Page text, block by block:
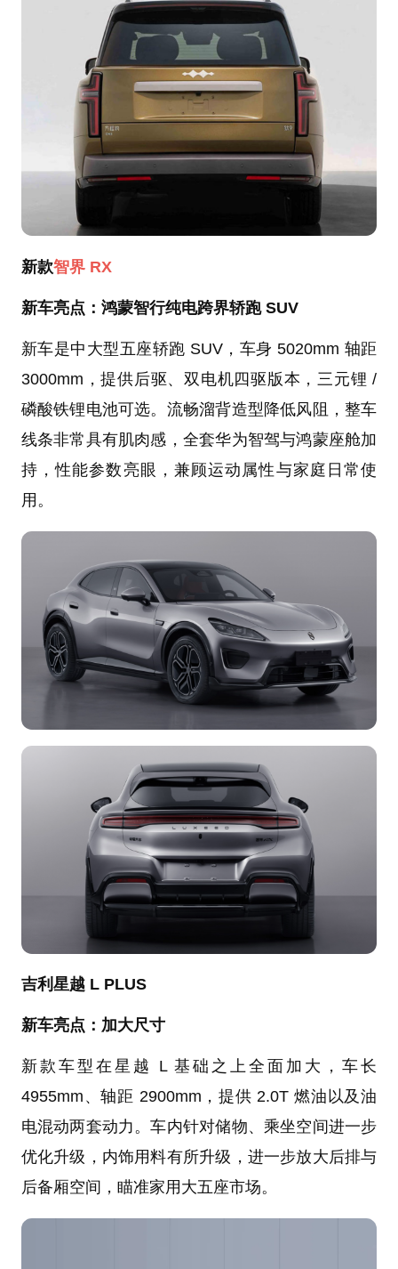
新款智界 RX
新车亮点：鸿蒙智行纯电跨界轿跑 SUV
新车是中大型五座轿跑 SUV，车身 5020mm 轴距
3000mm，提供后驱、双电机四驱版本，三元锂 /
磷酸铁锂电池可选。流畅溜背造型降低风阻，整车
线条非常具有肌肉感，全套华为智驾与鸿蒙座舱加
持，性能参数亮眼，兼顾运动属性与家庭日常使
用。
吉利星越 L PLUS
新车亮点：加大尺寸
新款车型在星越 L 基础之上全面加大，车长
4955mm、轴距 2900mm，提供 2.0T 燃油以及油
电混动两套动力。车内针对储物、乘坐空间进一步
优化升级，内饰用料有所升级，进一步放大后排与
后备厢空间，瞄准家用大五座市场。